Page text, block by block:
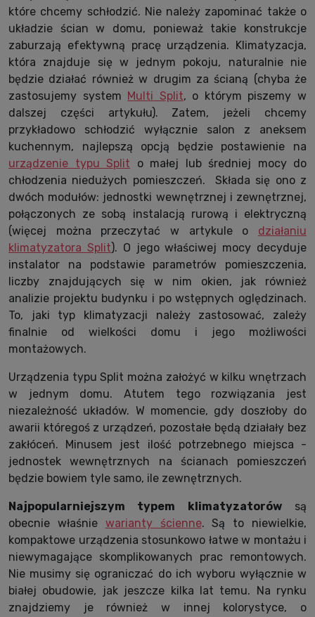
które chcemy schłodzić. Nie należy zapominać także o
układzie ścian w domu, ponieważ takie konstrukcje
zaburzają efektywną pracę urządzenia. Klimatyzacja,
która znajduje się w jednym pokoju, naturalnie nie
będzie działać również w drugim za ścianą (chyba że
zastosujemy system Multi Split, o którym piszemy w
dalszej części artykułu). Zatem, jeżeli chcemy
przykładowo schłodzić wyłącznie salon z aneksem
kuchennym, najlepszą opcją będzie postawienie na
urządzenie typu Split o małej lub średniej mocy do
chłodzenia niedużych pomieszczeń. Składa się ono z
dwóch modułów: jednostki wewnętrznej i zewnętrznej,
połączonych ze sobą instalacją rurową i elektryczną
(więcej można przeczytać w artykule o działaniu
klimatyzatora Split). O jego właściwej mocy decyduje
instalator na podstawie parametrów pomieszczenia,
liczby znajdujących się w nim okien, jak również
analizie projektu budynku i po wstępnych oględzinach.
To, jaki typ klimatyzacji należy zastosować, zależy
finalnie od wielkości domu i jego możliwości
montażowych.
Urządzenia typu Split można założyć w kilku wnętrzach
w jednym domu. Atutem tego rozwiązania jest
niezależność układów. W momencie, gdy doszłoby do
awarii któregoś z urządzeń, pozostałe będą działały bez
zakłóceń. Minusem jest ilość potrzebnego miejsca -
jednostek wewnętrznych na ścianach pomieszczeń
będzie bowiem tyle samo, ile zewnętrznych.
Najpopularniejszym typem klimatyzatorówsą
obecnie właśnie warianty ścienne. Są to niewielkie,
kompaktowe urządzenia stosunkowo łatwe w montażu i
niewymagające skomplikowanych prac remontowych.
Nie musimy się ograniczać do ich wyboru wyłącznie w
białej obudowie, jak jeszcze kilka lat temu. Na rynku
znajdziemy je również w innej kolorystyce, o